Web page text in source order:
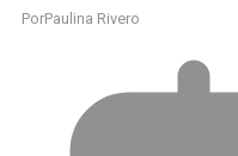
PorPaulina Rivero